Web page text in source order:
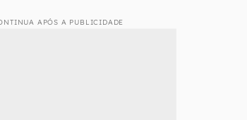
APÓS A PUBLICIDADE